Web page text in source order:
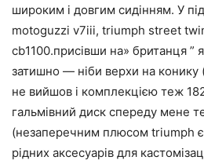
широким і довгим сидінням. У
motoguzzi v7iii, triumph street
cb1100.присівши на» британця ”
затишно — ніби верхи на конику
не вийшов і комплекцією теж
гальмівний диск спереду мене
(незаперечним плюсом triumph є
рідних аксесуарів для